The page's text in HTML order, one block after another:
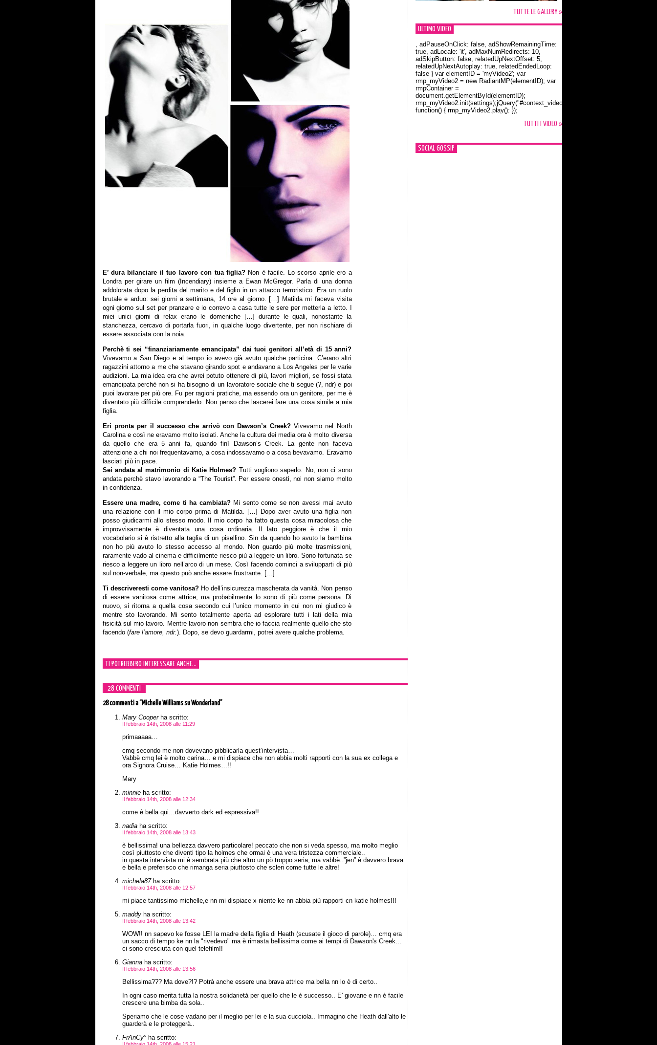
E’ dura bilanciare il tuo lavoro con tua figlia? Non è facile. Lo scorso aprile ero a
Londra per girare un film (Incendiary) insieme a Ewan McGregor. Parla di una donna
addolorata dopo la perdita del marito e del figlio in un attacco terroristico. Era un ruolo
brutale e arduo: sei giorni a settimana, 14 ore al giorno. […] Matilda mi faceva visita
ogni giorno sul set per pranzare e io correvo a casa tutte le sere per metterla a letto. I
miei unici giorni di relax erano le domeniche […] durante le quali, nonostante la
stanchezza, cercavo di portarla fuori, in qualche luogo divertente, per non rischiare di
essere associata con la noia.
Perchè ti sei “finanziariamente emancipata” dai tuoi genitori all’età di 15 anni?
Vivevamo a San Diego e al tempo io avevo già avuto qualche particina. C’erano altri
ragazzini attorno a me che stavano girando spot e andavano a Los Angeles per le varie
audizioni. La mia idea era che avrei potuto ottenere di più, lavori migliori, se fossi stata
emancipata perchè non si ha bisogno di un lavoratore sociale che ti segue (?, ndr) e poi
puoi lavorare per più ore. Fu per ragioni pratiche, ma essendo ora un genitore, per me è
diventato più difficile comprenderlo. Non penso che lascerei fare una cosa simile a mia
figlia.
Eri pronta per il successo che arrivò con Dawson’s Creek?Vivevamo nel North
Carolina e così ne eravamo molto isolati. Anche la cultura dei media ora è molto diversa
da quello che era 5 anni fa, quando finì Dawson’s Creek. La gente non faceva
attenzione a chi noi frequentavamo, a cosa indossavamo o a cosa bevavamo. Eravamo
lasciati più in pace.
Sei andata al matrimonio di Katie Holmes? Tutti vogliono saperlo. No, non ci sono
andata perchè stavo lavorando a “The Tourist”. Per essere onesti, noi non siamo molto
in confidenza.
Essere una madre, come ti ha cambiata? Mi sento come se non avessi mai avuto
una relazione con il mio corpo prima di Matilda. […] Dopo aver avuto una figlia non
posso giudicarmi allo stesso modo. Il mio corpo ha fatto questa cosa miracolosa che
improvvisamente è diventata una cosa ordinaria. Il lato peggiore è che il mio
vocabolario si è ristretto alla taglia di un pisellino. Sin da quando ho avuto la bambina
non ho più avuto lo stesso accesso al mondo. Non guardo più molte trasmissioni,
raramente vado al cinema e difficilmente riesco più a leggere un libro. Sono fortunata se
riesco a leggere un libro nell’arco di un mese. Così facendo cominci a svilupparti di più
sul non-verbale, ma questo può anche essere frustrante. […]
Ti descriveresti come vanitosa? Ho dell’insicurezza mascherata da vanità. Non penso
di essere vanitosa come attrice, ma probabilmente lo sono di più come persona. Di
nuovo, si ritorna a quella cosa secondo cui l’unico momento in cui non mi giudico è
mentre sto lavorando. Mi sento totalmente aperta ad esplorare tutti i lati della mia
fisicità sul mio lavoro. Mentre lavoro non sembra che io faccia realmente quello che sto
facendo (fare l’amore, ndr.). Dopo, se devo guardarmi, potrei avere qualche problema.
TI POTREBBERO INTERESSARE ANCHE...
28 COMMENTI
28 commentia “Michelle Williams su Wonderland”
Mary Cooperha scritto:
Il febbraio 14th, 2008 alle 11:29
primaaaaa…
cmq secondo me non dovevano pibblicarla quest’intervista…
Vabbè cmq lei è molto carina… e mi dispiace che non abbia molti rapporti con la sua ex collega e
ora Signora Cruise… Katie Holmes…!!
Mary
minnieha scritto:
Il febbraio 14th, 2008 alle 12:34
come è bella qui…davverto dark ed espressiva!!
nadiaha scritto:
Il febbraio 14th, 2008 alle 13:43
è bellissima! una bellezza davvero particolare! peccato che non si veda spesso, ma molto meglio
così piuttosto che diventi tipo la holmes che ormai è una vera tristezza commerciale..
in questa intervista mi è sembrata più che altro un pò troppo seria, ma vabbè..”jen” è davvero brava
e bella e preferisco che rimanga seria piuttosto che scleri come tutte le altre!
michela87ha scritto:
Il febbraio 14th, 2008 alle 12:57
mi piace tantissimo michelle,e nn mi dispiace x niente ke nn abbia più rapporti cn katie holmes!!!
maddyha scritto:
Il febbraio 14th, 2008 alle 13:42
WOW!! nn sapevo ke fosse LEI la madre della figlia di Heath (scusate il gioco di parole)… cmq era
un sacco di tempo ke nn la "rivedevo" ma è rimasta bellissima come ai tempi di Dawson's Creek…
ci sono cresciuta con quel telefilm!!
Giannaha scritto:
Il febbraio 14th, 2008 alle 13:56
Bellissima??? Ma dove?!? Potrà anche essere una brava attrice ma bella nn lo è di certo..
In ogni caso merita tutta la nostra solidarietà per quello che le è successo.. E' giovane e nn è facile
crescere una bimba da sola..
Speriamo che le cose vadano per il meglio per lei e la sua cucciola.. Immagino che Heath dall'alto le
guarderà e le proteggerà..
FrAnCy°ha scritto:
TUTTE LE GALLERY »
ULTIMO VIDEO
Orlando Bloom e la t-shirt dedicata a Flynn
, adPauseOnClick: false, adShowRemainingTime:
true, adLocale: 'it', adMaxNumRedirects: 10,
adSkipButton: false, relatedUpNextOffset: 5,
relatedUpNextAutoplay: true, relatedEndedLoop:
false } var elementID = 'myVideo2'; var
rmp_myVideo2 = new RadiantMP(elementID); var
rmpContainer =
document.getElementById(elementID);
rmp_myVideo2.init(settings);jQuery("#context_video2").one("mouseover",
function() { rmp_myVideo2.play(); });
TUTTI I VIDEO »
SOCIAL GOSSIP